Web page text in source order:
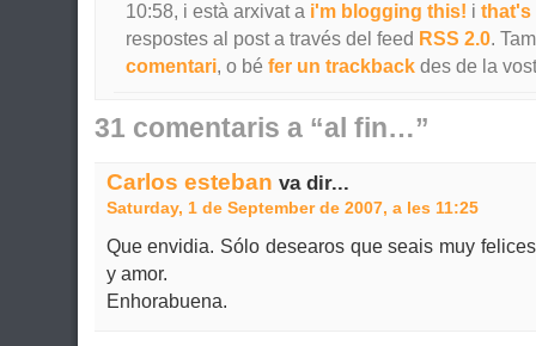
10:58, i està arxivat a i'm blogging this! i that's
respostes al post a través del feed RSS 2.0.
comentari, o bé fer un trackbackdes de la
31 comentaris a “al fin…”
Carlos esteban va dir...
Saturday, 1 de September de 2007, a les 11:25
Que envidia. Sólo desearos que seais muy
y amor.
Enhorabuena.